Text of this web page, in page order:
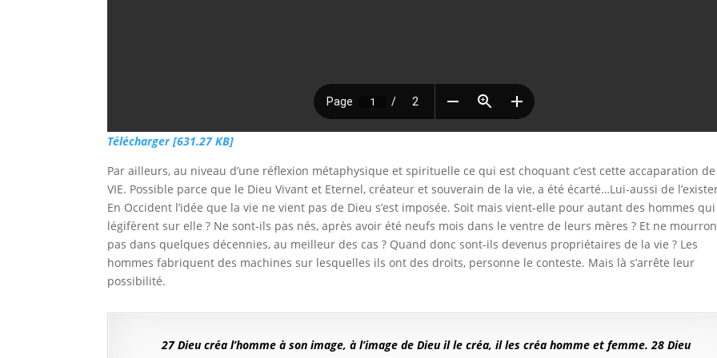
Télécharger [631.27 KB]
Par ailleurs, au niveau d’une réflexion métaphysique et spirituelle ce qui est choquant c’est cette accaparation
VIE. Possible parce que le Dieu Vivant et Eternel, créateur et souverain de la vie, a été écarté…Lui-aussi de
En Occident l’idée que la vie ne vient pas de Dieu s’est imposée. Soit mais vient-elle pour autant des hommes qui
légifèrent sur elle ? Ne sont-ils pas nés, après avoir été neufs mois dans le ventre de leurs mères ? Et ne
pas dans quelques décennies, au meilleur des cas ? Quand donc sont-ils devenus propriétaires de la vie ? Les
hommes fabriquent des machines sur lesquelles ils ont des droits, personne le conteste. Mais là s’arrête leur
possibilité.
27 Dieu créa l’homme à son image, à l’image de Dieu il le créa, il les créa homme et femme. 28 Dieu